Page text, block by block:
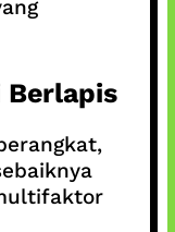
Berlapis